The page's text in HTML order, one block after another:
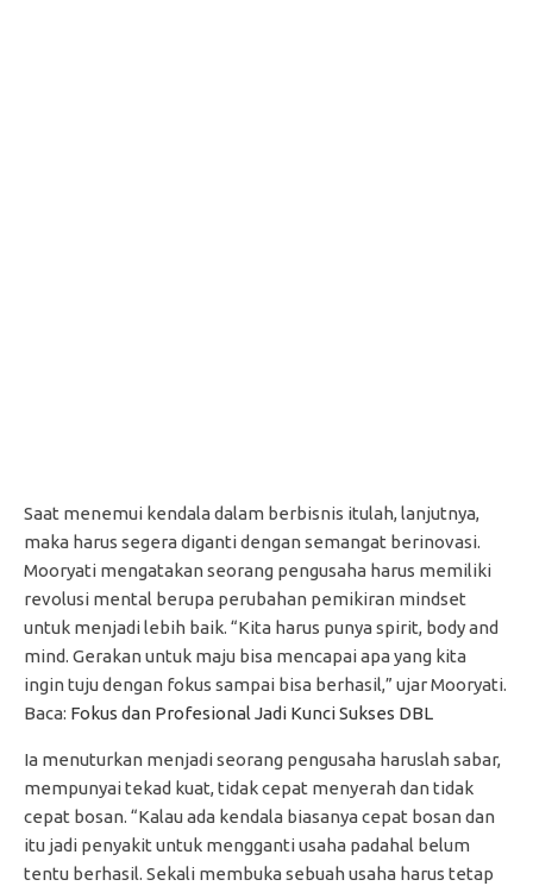
Saat menemui kendala dalam berbisnis itulah, lanjutnya,
maka harus segera diganti dengan semangat berinovasi.
Mooryati mengatakan seorang pengusaha harus memiliki
revolusi mental berupa perubahan pemikiran mindset
untuk menjadi lebih baik. “Kita harus punya spirit, body and
mind. Gerakan untuk maju bisa mencapai apa yang kita
ingin tuju dengan fokus sampai bisa berhasil,” ujar Mooryati.
Baca: Fokus dan Profesional Jadi Kunci Sukses DBL
Ia menuturkan menjadi seorang pengusaha haruslah sabar,
mempunyai tekad kuat, tidak cepat menyerah dan tidak
cepat bosan. “Kalau ada kendala biasanya cepat bosan dan
itu jadi penyakit untuk mengganti usaha padahal belum
tentu berhasil. Sekali membuka sebuah usaha harus tetap